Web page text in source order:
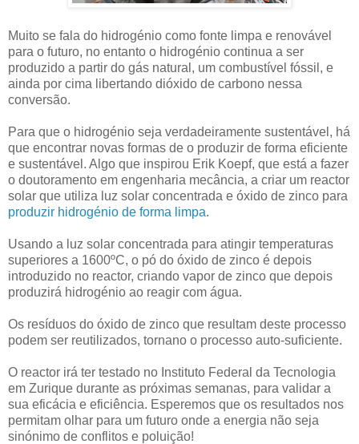
Muito se fala do hidrogénio como fonte limpa e renovável
para o futuro, no entanto o hidrogénio continua a ser
produzido a partir do gás natural, um combustível fóssil, e
ainda por cima libertando dióxido de carbono nessa
conversão.
Para que o hidrogénio seja verdadeiramente sustentável, há
que encontrar novas formas de o produzir de forma eficiente
e sustentável. Algo que inspirou Erik Koepf, que está a fazer
o doutoramento em engenharia mecância, a criar um reactor
solar que utiliza luz solar concentrada e óxido de zinco para
produzir hidrogénio de forma limpa.
Usando a luz solar concentrada para atingir temperaturas
superiores a 1600ºC, o pó do óxido de zinco é depois
introduzido no reactor, criando vapor de zinco que depois
produzirá hidrogénio ao reagir com água.
Os resíduos do óxido de zinco que resultam deste processo
podem ser reutilizados, tornano o processo auto-suficiente.
O reactor irá ter testado no Instituto Federal da Tecnologia
em Zurique durante as próximas semanas, para validar a
sua eficácia e eficiência. Esperemos que os resultados nos
permitam olhar para um futuro onde a energia não seja
sinónimo de conflitos e poluição!